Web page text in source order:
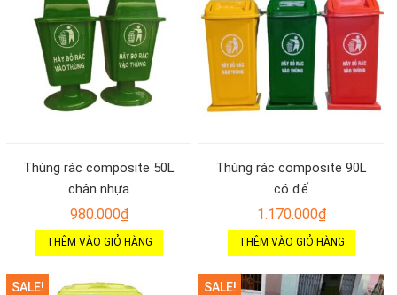
Thùng rác composite 50L
chân nhựa
980.000₫
THÊM VÀO GIỎ HÀNG
Thùng rác composite 90L
có đế
1.170.000₫
THÊM VÀO GIỎ HÀNG
SALE! SALE!